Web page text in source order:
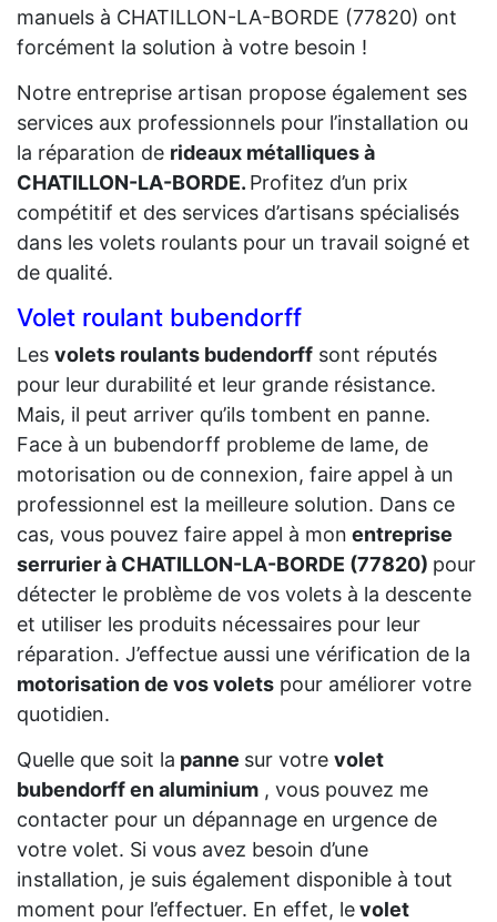
manuels à CHATILLON-LA-BORDE (77820) ont
forcément la solution à votre besoin !
Notre entreprise artisan propose également ses
services aux professionnels pour l’installation ou
la réparation de rideaux métalliques à
CHATILLON-LA-BORDE. Profitez d’un prix
compétitif et des services d’artisans spécialisés
dans les volets roulants pour un travail soigné et
de qualité.
Volet roulant bubendorff
Les volets roulants budendorff sont réputés
pour leur durabilité et leur grande résistance.
Mais, il peut arriver qu’ils tombent en panne.
Face à un bubendorff probleme de lame, de
motorisation ou de connexion, faire appel à un
professionnel est la meilleure solution. Dans ce
cas, vous pouvez faire appel à mon entreprise
serrurier à CHATILLON-LA-BORDE (77820) pour
détecter le problème de vos volets à la descente
et utiliser les produits nécessaires pour leur
réparation. J’effectue aussi une vérification de la
motorisation de vos volets pour améliorer votre
quotidien.
Quelle que soit la panne sur votre volet
bubendorff en aluminium , vous pouvez me
contacter pour un dépannage en urgence de
votre volet. Si vous avez besoin d’une
installation, je suis également disponible à tout
moment pour l’effectuer. En effet, levolet